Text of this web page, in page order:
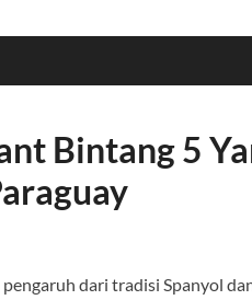
Bintang 5
dari tradisi Spanyol